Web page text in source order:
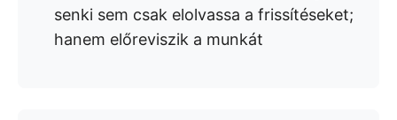
senki sem csak elolvassa a frissítéseket;
hanem előreviszik a munkát